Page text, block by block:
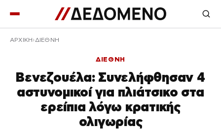
ΑΡΧΙΚΉ ΔΙΕΘΝΗ
ΔΙΕΘΝΗ
Βενεζουέλα: Συνελήφθησαν 4
αστυνομικοί για πλιάτσικο στα
ερείπια λόγω κρατικής
ολιγωρίας